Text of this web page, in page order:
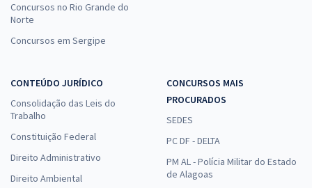
Concursos no Rio Grande do
Norte
Concursos em Sergipe
CONTEÚDO JURÍDICO
Consolidação das Leis do
Trabalho
Constituição Federal
Direito Administrativo
Direito Ambiental
CONCURSOS MAIS
PROCURADOS
SEDES
PC DF - DELTA
PM AL - Polícia Militar do Estado
de Alagoas